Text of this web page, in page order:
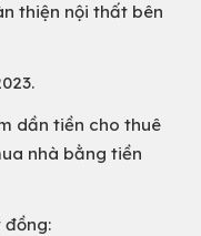
thiện nội thất bên
dần tiền cho thuê
nhà bằng tiền
đồng: